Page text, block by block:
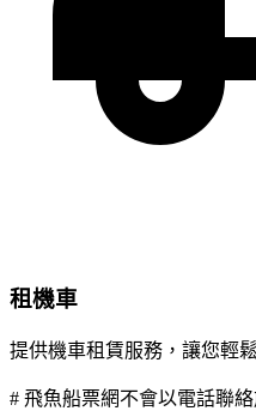
租機車
提供機車租賃服務，讓您輕
# 飛魚船票網不會以電話聯